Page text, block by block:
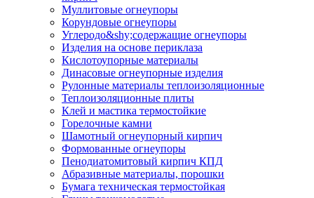
Муллитовые огнеупоры
Корундовые огнеупоры
Углеродо&shy;содержащие огнеупоры
Изделия на основе периклаза
Кислотоупорные материалы
Динасовые огнеупорные изделия
Рулонные материалы теплоизоляционные
Тепло­изоляционные плиты
Клей и мастика термостойкие
Горелочные камни
Шамотный огнеупорный кирпич
Формованные огнеупоры
Пенодиатомитовый кирпич КПД
Абразивные материалы, порошки
Бумага техническая термостойкая